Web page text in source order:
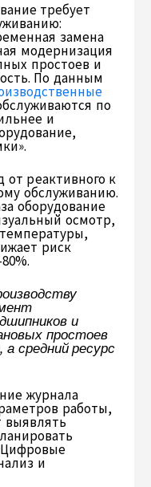
требует
замена
модернизация
простоев и
По данным
по
и
реактивного к
обслуживанию.
оборудование
осмотр,
риск
и
простоев
а средний ресурс
журнала
работы,
выявлять
Цифровые
и